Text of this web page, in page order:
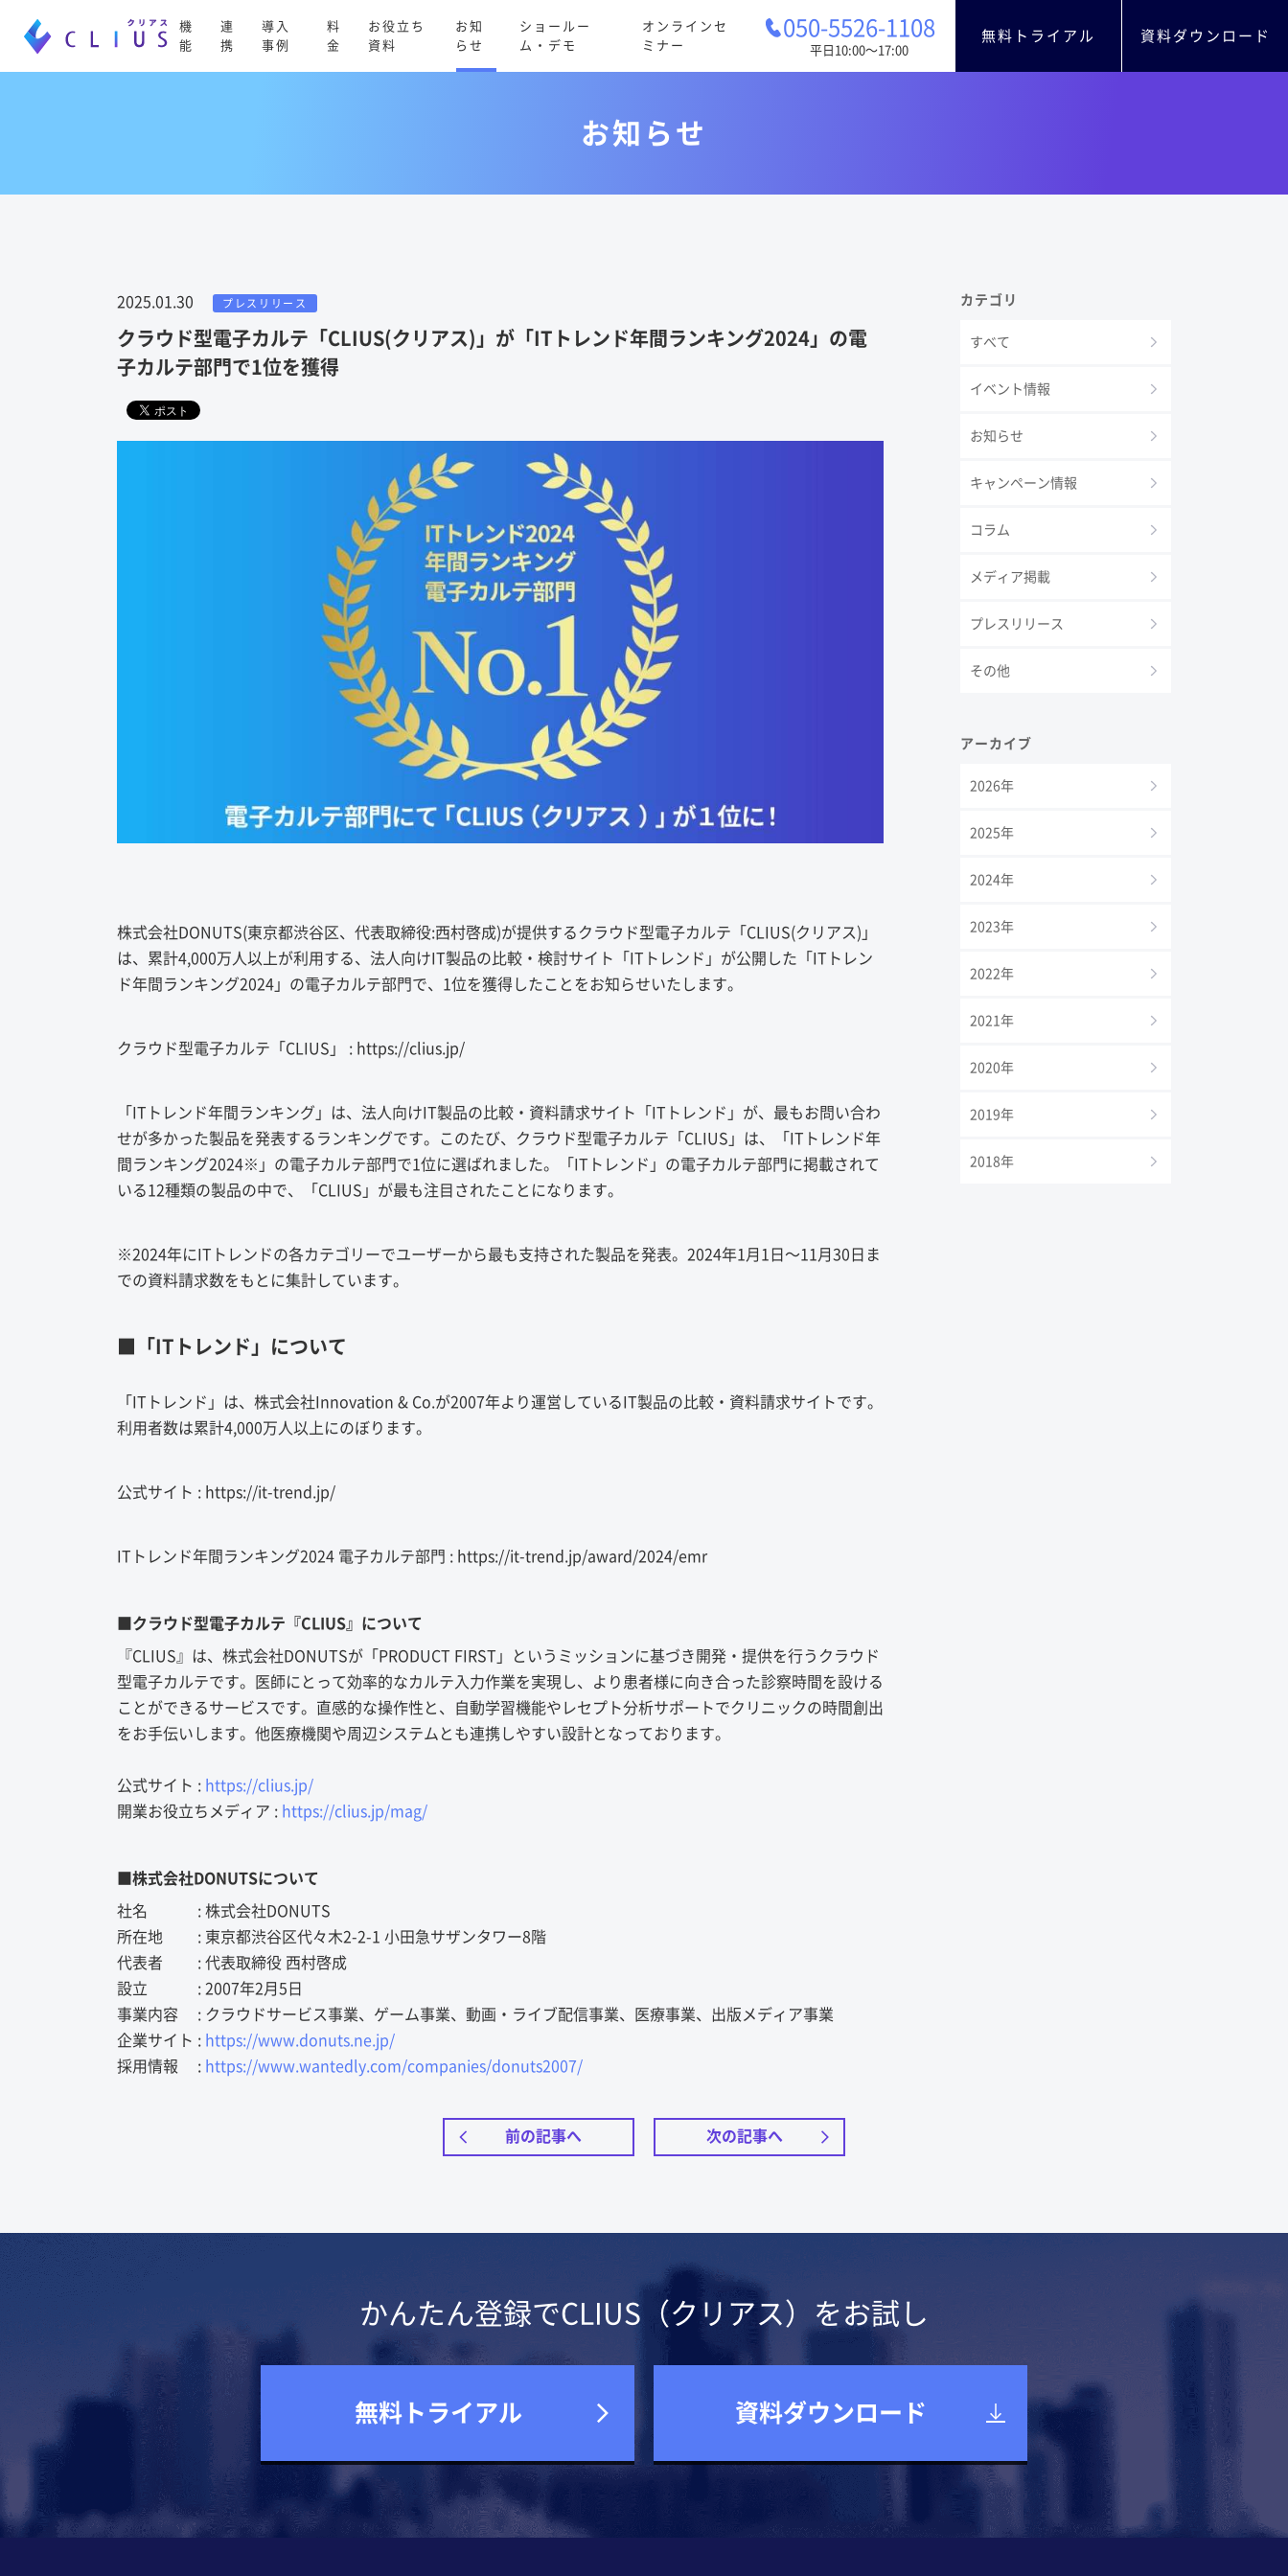
機
能
連
携
導入
事例
料
金
お役立ち
資料
お知
らせ
ショールー
ム・デモ
オンラインセ
ミナー
050-5526-1108
平日10:00〜17:00
無料トライアル 資料ダウンロード
お知らせ
2025.01.30 プレスリリース
クラウド型電子カルテ「CLIUS(クリアス)」が「ITトレンド年間ランキング2024」の電
子カルテ部門で1位を獲得
株式会社DONUTS(東京都渋谷区、代表取締役:西村啓成)が提供するクラウド型電子カルテ「CLIUS(クリアス)」
は、累計4,000万人以上が利用する、法人向けIT製品の比較・検討サイト「ITトレンド」が公開した「ITトレン
ド年間ランキング2024」の電子カルテ部門で、1位を獲得したことをお知らせいたします。
クラウド型電子カルテ「CLIUS」 : https://clius.jp/
「ITトレンド年間ランキング」は、法人向けIT製品の比較・資料請求サイト「ITトレンド」が、最もお問い合わ
せが多かった製品を発表するランキングです。このたび、クラウド型電子カルテ「CLIUS」は、「ITトレンド年
間ランキング2024※」の電子カルテ部門で1位に選ばれました。「ITトレンド」の電子カルテ部門に掲載されて
いる12種類の製品の中で、「CLIUS」が最も注目されたことになります。
※2024年にITトレンドの各カテゴリーでユーザーから最も支持された製品を発表。2024年1月1日〜11月30日ま
での資料請求数をもとに集計しています。
■「ITトレンド」について
「ITトレンド」は、株式会社Innovation & Co.が2007年より運営しているIT製品の比較・資料請求サイトです。
利用者数は累計4,000万人以上にのぼります。
公式サイト : https://it-trend.jp/
ITトレンド年間ランキング2024 電子カルテ部門 : https://it-trend.jp/award/2024/emr
■クラウド型電子カルテ『CLIUS』について
『CLIUS』は、株式会社DONUTSが「PRODUCT FIRST」というミッションに基づき開発・提供を行うクラウド
型電子カルテです。医師にとって効率的なカルテ入力作業を実現し、より患者様に向き合った診察時間を設ける
ことができるサービスです。直感的な操作性と、自動学習機能やレセプト分析サポートでクリニックの時間創出
をお手伝いします。他医療機関や周辺システムとも連携しやすい設計となっております。
公式サイト : https://clius.jp/
開業お役立ちメディア : https://clius.jp/mag/
■株式会社DONUTSについて
社名 : 株式会社DONUTS
所在地 : 東京都渋谷区代々木2-2-1 小田急サザンタワー8階
代表者 : 代表取締役 西村啓成
設立 : 2007年2月5日
事業内容 : クラウドサービス事業、ゲーム事業、動画・ライブ配信事業、医療事業、出版メディア事業
企業サイト : https://www.donuts.ne.jp/
採用情報 : https://www.wantedly.com/companies/donuts2007/
前の記事へ 次の記事へ
カテゴリ
すべて
イベント情報
お知らせ
キャンペーン情報
コラム
メディア掲載
プレスリリース
その他
アーカイブ
2026年
2025年
2024年
2023年
2022年
2021年
2020年
2019年
2018年
かんたん登録でCLIUS（クリアス）をお試し
無料トライアル 資料ダウンロード